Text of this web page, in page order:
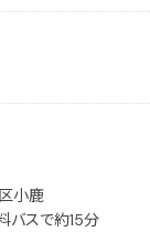
小鹿
バスで約15分